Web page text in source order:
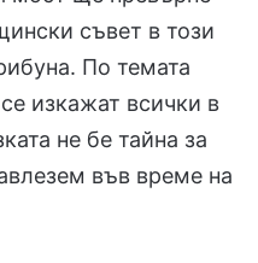
съвет в този
По темата
изкажат всички в
не бе тайна за
във време на